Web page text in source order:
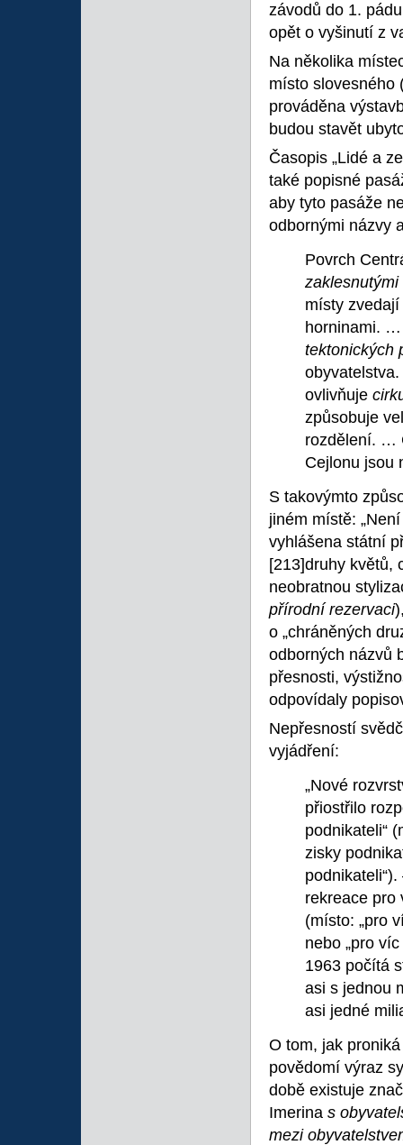
závodů do 1.
opět o vyšinutí z
Na několika
místo slovesného
prováděna
budou stavět
Časopis „Lidé a
také popisné
aby tyto pasáže
odbornými názvy
Povrch
zaklesnutými
místy
horninami.
tektonických
ovlivňuje
způsobuje
rozdělení. …
Cejlonu jsou
S takovýmto
jiném místě:
vyhlášena státní
[213]druhy květů,
neobratnou
přírodní rezervaci
o „chráněných
odborných názvů
přesnosti,
odpovídaly
Nepřesností
vyjádření:
„Nové
přiostřilo
podnikateli“
zisky
rekreace pro
(místo: „pro
nebo „pro
1963 počítá
asi s jednou
asi jedné
O tom, jak
povědomí výraz
době existuje
Imerina s
mezi